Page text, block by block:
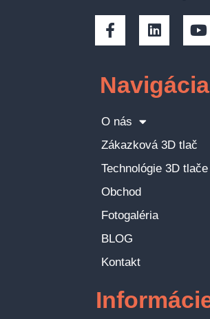
Navigácia
O nás
Zákazková 3D tlač
Technológie 3D tlače
Obchod
Fotogaléria
BLOG
Kontakt